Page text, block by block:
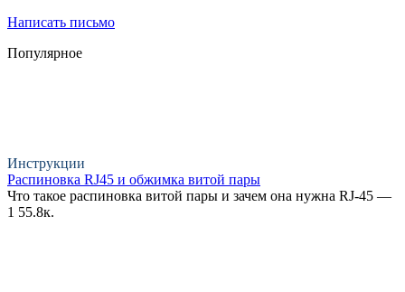
Написать письмо
Популярное
Инструкции
Распиновка RJ45 и обжимка витой пары
Что такое распиновка витой пары и зачем она нужна RJ-45 —
1 55.8к.